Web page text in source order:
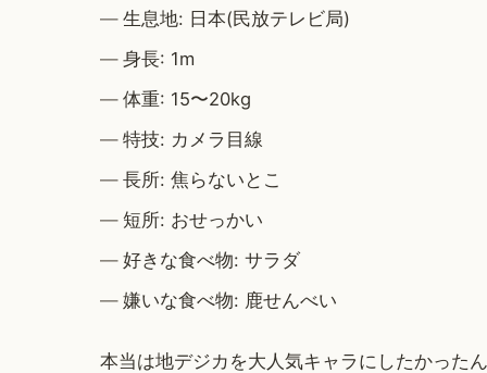
生息地: 日本(民放テレビ局)
身長: 1m
体重: 15〜20kg
特技: カメラ目線
長所: 焦らないとこ
短所: おせっかい
好きな食べ物: サラダ
嫌いな食べ物: 鹿せんべい
本当は地デジカを大人気キャラにしたかった